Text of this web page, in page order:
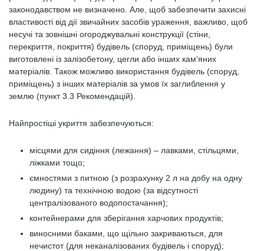
законодавством не визначено. Але, щоб забезпечити захисні
властивості від дії звичайних засобів ураження, важливо, щоб
несучі та зовнішні огороджувальні конструкції (стіни,
перекриття, покриття) будівель (споруд, приміщень) були
виготовлені із залізобетону, цегли або інших кам’яних
матеріалів. Також можливо використання будівель (споруд,
приміщень) з інших матеріалів за умов їх заглиблення у
землю (пункт 3.3 Рекомендацій).
Найпростіші укриття забезпечуються:
місцями для сидіння (лежання) – лавками, стільцями,
ліжками тощо;
ємностями з питною (з розрахунку 2 л на добу на одну
людину) та технічною водою (за відсутності
централізованого водопостачання);
контейнерами для зберігання харчових продуктів;
виносними баками, що щільно закриваються, для
нечистот (для неканалізованих будівель і споруд);